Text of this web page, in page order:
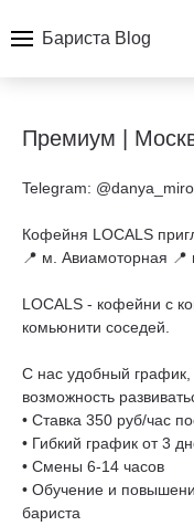
Бариста Blog
Премиум |
Telegram:
Кофейня LOCALS
📍 м. Авиамоторная 📍
LOCALS - кофейни с
комьюнити соседей.
С нас удобный
возможность
• Ставка 350 руб/час
• Гибкий график от 3
• Смены 6-14 часов
• Обучение и
бариста